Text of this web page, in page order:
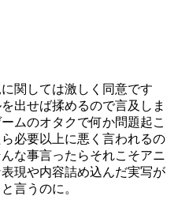
関しては激しく同意です
出せば揉めるので言及しま
ムのオタクで何か問題起こ
必要以上に悪く言われるの
な事言ったらそれこそアニ
現や内容詰め込んだ実写が
言うのに。